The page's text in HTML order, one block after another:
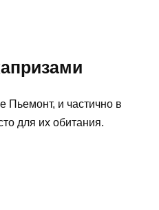
Пьемонт, и частично в
для их обитания.